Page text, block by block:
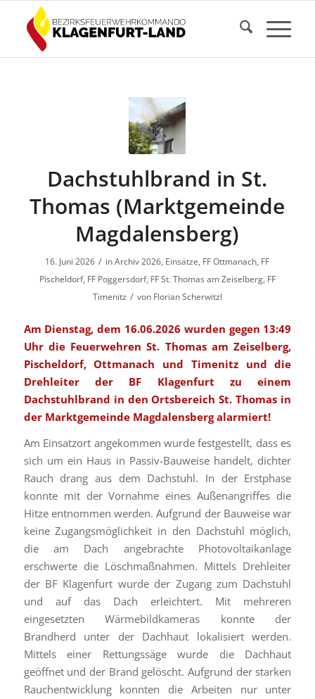
Dachstuhlbrand in St.
Thomas (Marktgemeinde
Magdalensberg)
16. Juni 2026 / inArchiv 2026, Einsätze, FF Ottmanach, FF
Pischeldorf, FF Poggersdorf, FF St. Thomas am Zeiselberg, FF
Timenitz / von Florian Scherwitzl
Am Dienstag, dem 16.06.2026 wurden gegen 13:49
Uhr die Feuerwehren St. Thomas am Zeiselberg,
Pischeldorf, Ottmanach und Timenitz und die
Drehleiter der BF Klagenfurt zu einem
Dachstuhlbrand in den Ortsbereich St. Thomas in
der Marktgemeinde Magdalensberg alarmiert!
Am Einsatzort angekommen wurde festgestellt, dass es
sich um ein Haus in Passiv-Bauweise handelt, dichter
Rauch drang aus dem Dachstuhl. In der Erstphase
konnte mit der Vornahme eines Außenangriffes die
Hitze entnommen werden. Aufgrund der Bauweise war
keine Zugangsmöglichkeit in den Dachstuhl möglich,
die am Dach angebrachte Photovoltaikanlage
erschwerte die Löschmaßnahmen. Mittels Drehleiter
der BF Klagenfurt wurde der Zugang zum Dachstuhl
und auf das Dach erleichtert. Mit mehreren
eingesetzten Wärmebildkameras konnte der
Brandherd unter der Dachhaut lokalisiert werden.
Mittels einer Rettungssäge wurde die Dachhaut
geöffnet und der Brand gelöscht. Aufgrund der starken
Rauchentwicklung konnten die Arbeiten nur unter